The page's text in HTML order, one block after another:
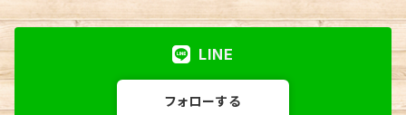
LINE
フォローする